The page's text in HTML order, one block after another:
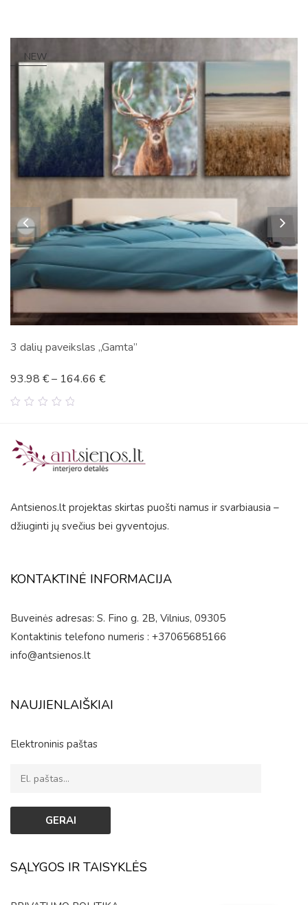
HOT
3 dalių paveikslas „Auksiniai lapai”
93.98
Antsienos.lt projektas skirtas puošti namus ir svarbiausia –
džiuginti jų svečius bei gyventojus.
KONTAKTINĖ INFORMACIJA
Buveinės adresas: S. Fino g. 2B, Vilnius, 09305
Kontaktinis telefono numeris : +37065685166
info@antsienos.lt
NAUJIENLAIŠKIAI
Elektroninis paštas
SĄLYGOS IR TAISYKLĖS